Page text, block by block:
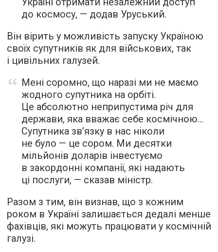
до космосу, — додав Уруський.
Він вірить у можливість запуску Україною
своїх супутників як для військових, так
і цивільних галузей.
Мені соромно, що наразі ми не маємо
жодного супутника на орбіті.
Це абсолютно неприпустима річ для
держави, яка вважає себе космічною…
Супутника зв’язку в нас ніколи
не було — це сором. Ми десятки
мільйонів доларів інвестуємо
в закордонні компанії, які надають
ці послуги, — сказав міністр.
Разом з тим, він визнав, що з кожним
роком в Україні залишається дедалі менше
фахівців, які можуть працювати у космічній
галузі.